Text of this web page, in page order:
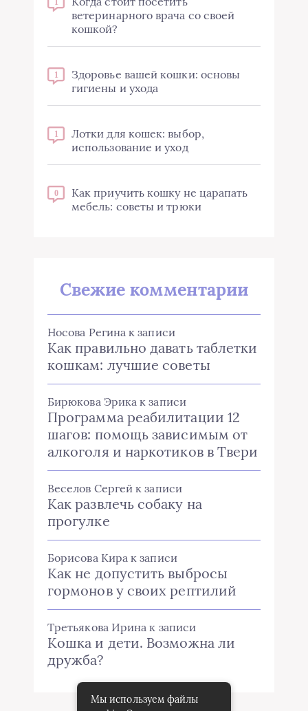
ветеринарного врача со своей
кошкой?
1
Здоровье вашей кошки: основы
гигиены и ухода
1
Лотки для кошек: выбор,
использование и уход
0
Как приучить кошку не царапать
мебель: советы и трюки
Свежие комментарии
Носова Регина к записи
Как правильно давать таблетки
кошкам: лучшие советы
Бирюкова Эрика к записи
Программа реабилитации 12
шагов: помощь зависимым от
алкоголя и наркотиков в Твери
Веселов Сергей к записи
Как развлечь собаку на
прогулке
Борисова Кира к записи
Как не допустить выбросы
гормонов у своих рептилий
Третьякова Ирина к записи
Кошка и дети. Возможна ли
дружба?
Мы используем файлы